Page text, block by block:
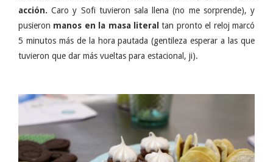
acción. Caro y Sofi tuvieron sala llena (no me sorprende), y
pusieron manos en la masa literal tan pronto el reloj marcó
5 minutos más de la hora pautada (gentileza esperar a las que
tuvieron que dar más vueltas para estacional, ji).